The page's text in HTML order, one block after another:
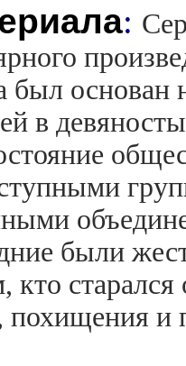
:
основан
в
были
старался
и